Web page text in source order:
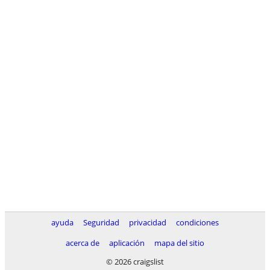
ayuda Seguridad privacidad
condiciones
acerca de
aplicación
mapa del sitio
© 2026 craigslist